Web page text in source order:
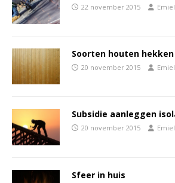
22 november 2015 Emiel
Soorten houten hekken
20 november 2015 Emiel
Subsidie aanleggen
20 november 2015 Emiel
Sfeer in huis